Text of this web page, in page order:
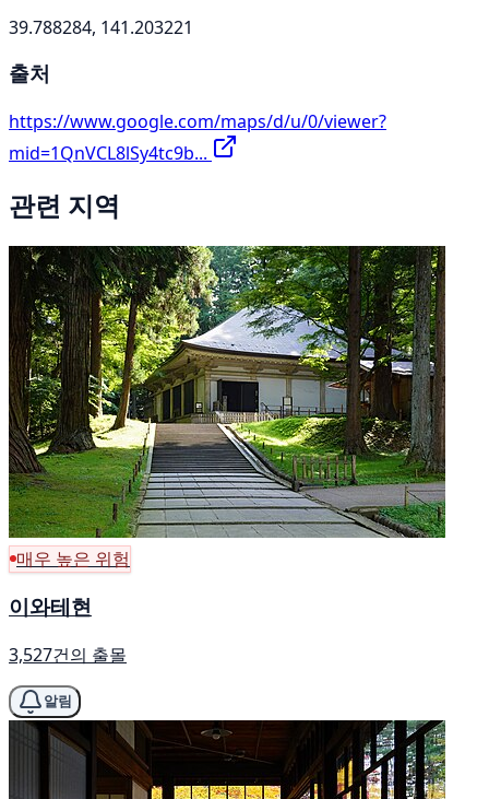
39.788284, 141.203221
출처
https://www.google.com/maps/d/u/0/viewer?
mid=1QnVCL8lSy4tc9b...
관련 지역
매우 높은 위험
이와테현
3,527건의 출몰
알림